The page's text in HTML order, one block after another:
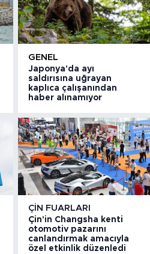
GENEL
Japonya'da ayı
saldırısına uğrayan
kaplıca çalışanından
haber alınamıyor
ÇIN FUARLARI
Çin'in Changsha kenti
otomotiv pazarını
canlandırmak amacıyla
özel etkinlik düzenledi